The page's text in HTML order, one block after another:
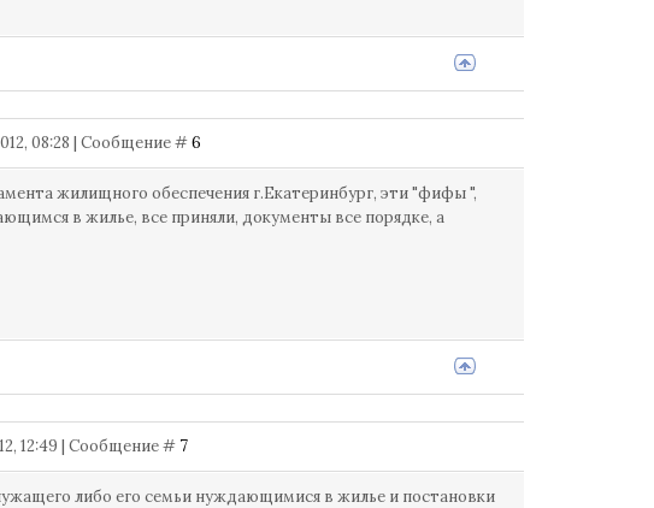
08:28 | Сообщение #6
жилищного обеспечения г.Екатеринбург, эти "фифы ",
в жилье, все приняли, документы все порядке, а
12:49 | Сообщение # 7
либо его семьи нуждающимися в жилье и постановки